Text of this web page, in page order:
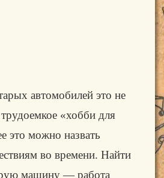
автомобилей это не
«хобби для
это можно назвать
во времени. Найти
машину — работа